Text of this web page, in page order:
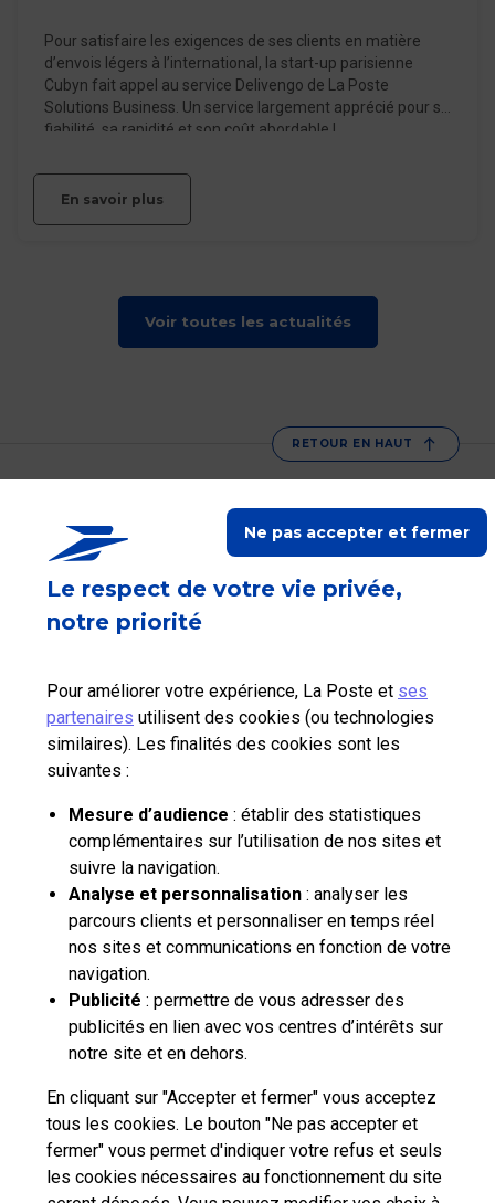
Le respect de votre vie privée,
notre priorité
Pour améliorer votre expérience, La Poste et ses
partenaires utilisent des cookies (ou technologies
similaires). Les finalités des cookies sont les
suivantes :
Mesure d’audience : établir des statistiques
complémentaires sur l’utilisation de nos sites et
suivre la navigation.
Analyse et personnalisation : analyser les
parcours clients et personnaliser en temps réel
nos sites et communications en fonction de votre
navigation.
Publicité : permettre de vous adresser des
publicités en lien avec vos centres d’intérêts sur
notre site et en dehors.
En cliquant sur "Accepter et fermer" vous acceptez
tous les cookies. Le bouton "Ne pas accepter et
fermer" vous permet d'indiquer votre refus et seuls
les cookies nécessaires au fonctionnement du site
Ne pas accepter et fermer
Pour satisfaire les exigences de ses clients en matière
d’envois légers à l’international, la start-up parisienne
Cubyn fait appel au service Delivengo de La Poste
Solutions Business. Un service largement apprécié pour sa
fiabilité, sa rapidité et son coût abordable !
En savoir plus
Voir toutes les actualités
RETOUR EN HAUT
entreprises, collectivités et administrations publiques.
Retrouvez ici des actualités, des études de tendances, des décryptages et
innovations, des offres selon vos usages, des infos pratiques et un accès
à votre espace personnel pour gérer le développement de votre activité.
La Poste vous accompagne
Suivez-nous sur Linkedin
Suivez-nous sur Youtube
Suivez-nous sur X
Qui sommes-nous?
Aide et outils
pro.laposte.fr part.laposte.fr groupelaposte.com
Plan du site Accessibilité : non conforme Mentions légales